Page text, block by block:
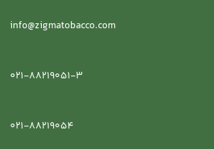
info@zigmatobacco.com
021-88219051-3
021-88219054